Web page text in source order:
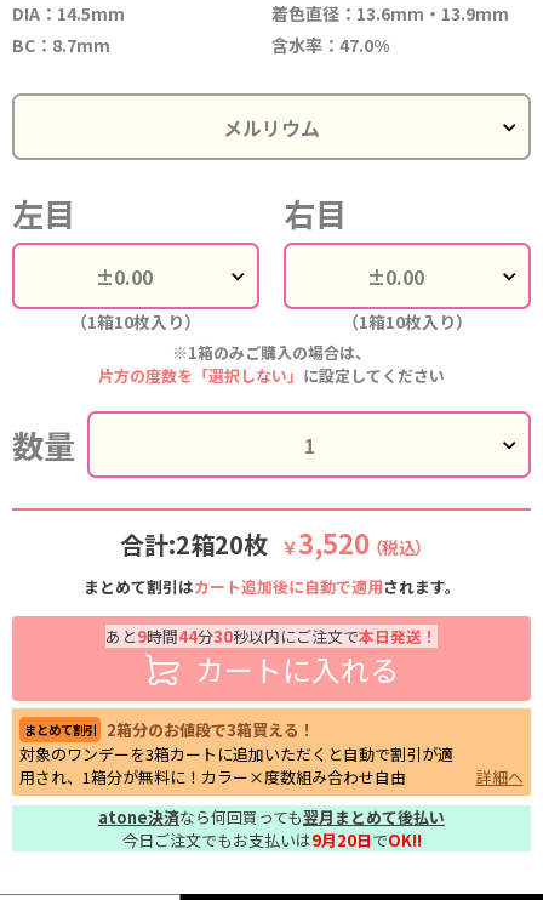
DIA：14.5mm
着色直径：13.6mm・13.9mm
BC：8.7mm
含水率：47.0%
左目
（1箱10枚入り）
右目
（1箱10枚入り）
※1箱のみご購入の場合は、
片方の度数を「選択しない」 に設定してください
数量
合計:2箱20枚 ￥3,520 （税込）
まとめて割引はカート追加後に自動で適用されます。
あと9時間44分29秒以内にご注文で本日発送！
カートに入れる
まとめて割引
2箱分のお値段で3箱買える！
対象のワンデーを3箱カートに追加いただくと自動で割引が適
用され、1箱分が無料に！カラー×度数組み合わせ自由
詳細へ
atone決済なら何回買っても翌月まとめて後払い
今日ご注文でもお支払いは9月20日でOK!!